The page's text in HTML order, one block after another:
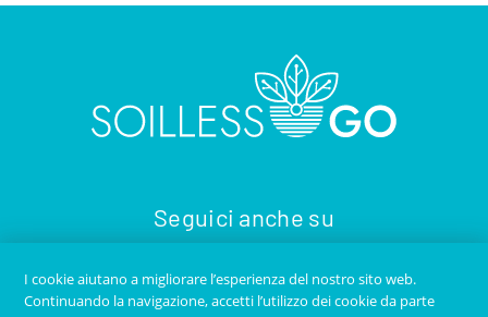
Seguici anche su
I cookie aiutano a migliorare l’esperienza del nostro sito web.
Continuando la navigazione, accetti l’utilizzo dei cookie da parte